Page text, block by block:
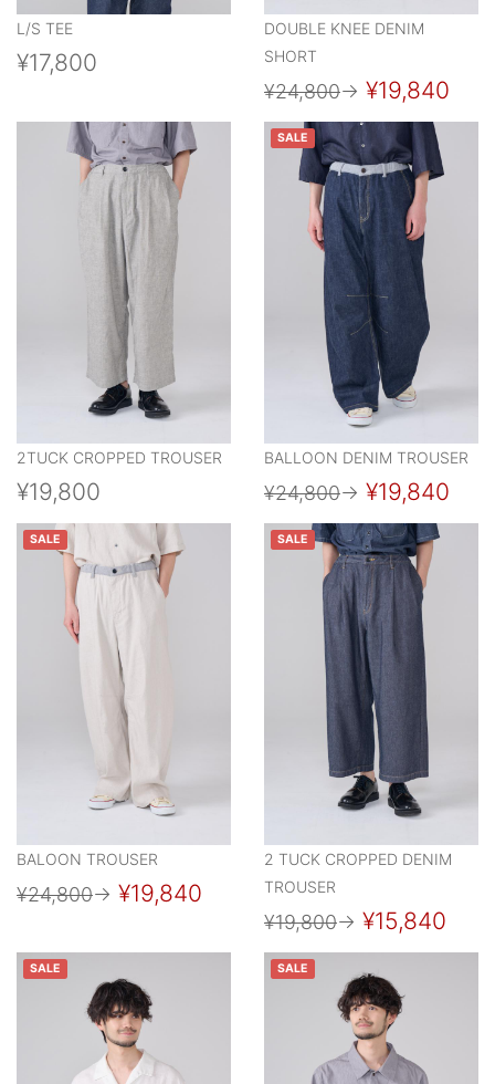
L/S TEE
¥17,800
DOUBLE KNEE DENIM
SHORT
¥24,800→ ¥19,840
2TUCK CROPPED TROUSER
¥19,800
SALE
BALLOON DENIM TROUSER
¥24,800→ ¥19,840
SALE
BALOON TROUSER
¥24,800→ ¥19,840
SALE
2 TUCK CROPPED DENIM
TROUSER
¥19,800→ ¥15,840
SALE SALE